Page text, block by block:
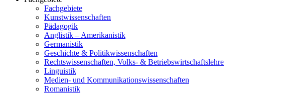
Fachgebiete
Kunstwissenschaften
Pädagogik
Anglistik – Amerikanistik
Germanistik
Geschichte & Politikwissenschaften
Rechtswissenschaften, Volks- & Betriebswirtschaftslehre
Linguistik
Medien- und Kommunikationswissenschaften
Romanistik